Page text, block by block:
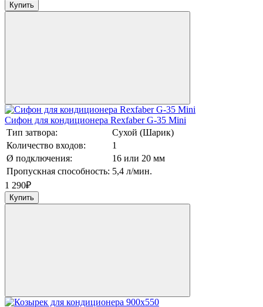
Купить
Сифон для кондиционера Rexfaber G-35 Mini
Тип затвора:
Сухой (Шарик)
Количество входов:
1
Ø подключения:
16 или 20 мм
Пропускная способность: 5,4 л/мин.
1 290₽
Купить